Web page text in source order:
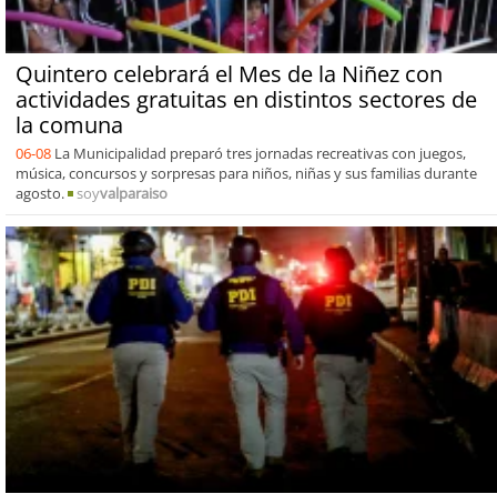
Quintero celebrará el Mes de la Niñez con
actividades gratuitas en distintos sectores de
la comuna
06-08 La Municipalidad preparó tres jornadas recreativas con juegos,
música, concursos y sorpresas para niños, niñas y sus familias durante
agosto.
soyvalparaiso